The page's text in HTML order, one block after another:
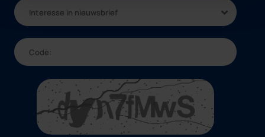
Interesse in nieuwsbrief